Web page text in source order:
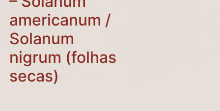
americanum /
Solanum
nigrum (folhas
secas)